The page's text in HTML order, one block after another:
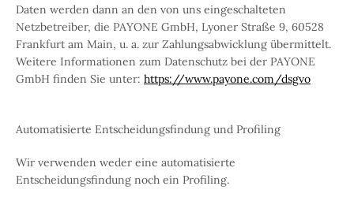
Daten werden dann an den von uns eingeschalteten
Netzbetreiber, die PAYONE GmbH, Lyoner Straße 9, 60528
Frankfurt am Main, u. a. zur Zahlungsabwicklung übermittelt.
Weitere Informationen zum Datenschutz bei der PAYONE
GmbH finden Sie unter: https://www.payone.com/dsgvo
Automatisierte Entscheidungsfindung und Profiling
Wir verwenden weder eine automatisierte
Entscheidungsfindung noch ein Profiling.